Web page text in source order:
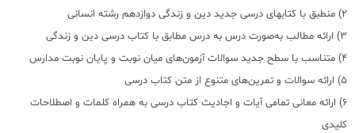
2) منطبق با کتابهای درسی جدید دین و زندگی دوازدهم رشته انسانی
3) ارائه مطالب به‌صورت درس به درس مطابق با کتاب درسی دین و زندگی
4) متناسب با سطح جدید سوالات آزمون‌های میان نوبت و پایان نوبت مدارس
5) ارائه سوالات و تمرین‌های متنوع از متن کتاب درسی
6) ارائه معانی تمامی آیات و اجادیث کتاب درسی به همراه کلمات و اصطلاحات
کلیدی